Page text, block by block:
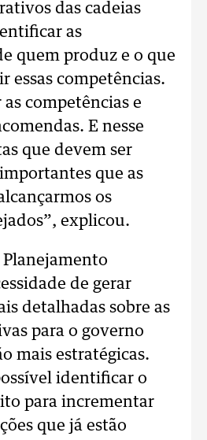
das cadeias
as
quem produz e o que
essas competências.
competências e
E nesse
que devem ser
que as
os
explicou.
de gerar
detalhadas sobre as
para o governo
mais estratégicas.
identificar o
para incrementar
que já estão